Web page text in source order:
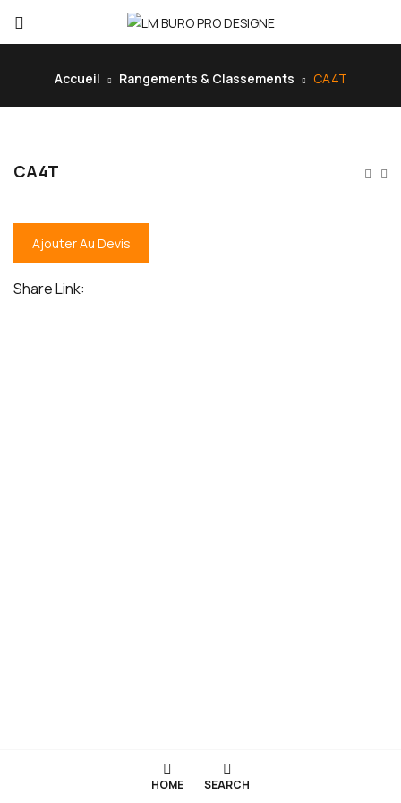
Accueil Rangements & Classements CA4T
CA4T
Ajouter Au Devis
Share Link:
HOME SEARCH